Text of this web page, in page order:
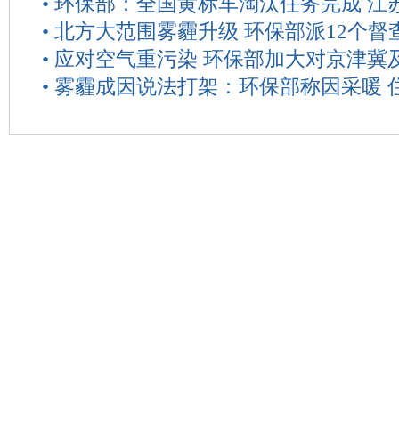
• 北方大范围雾霾升级 环保部派12个督
• 应对空气重污染 环保部加大对京津冀
• 雾霾成因说法打架：环保部称因采暖